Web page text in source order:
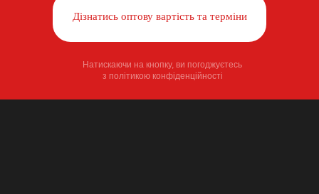
Натискаючи на кнопку, ви погоджуєтесь
з політикою конфіденційності
Дізнатись оптову вартість та терміни